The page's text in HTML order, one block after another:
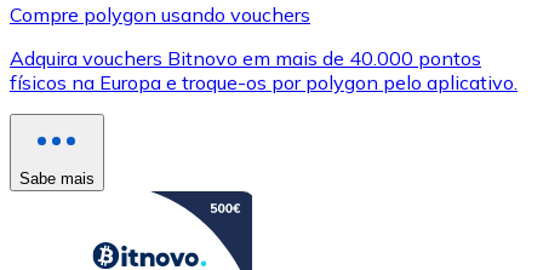
Compre polygon usando vouchers
Adquira vouchers Bitnovo em mais de 40.000 pontos
físicos na Europa e troque-os por polygon pelo aplicativo.
Sabe mais